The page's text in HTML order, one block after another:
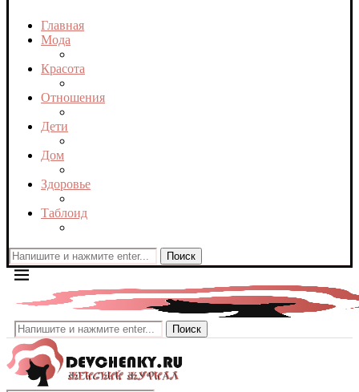
Главная
Мода
Красота
Отношения
Дети
Дом
Здоровье
Таблоид
Поиск
Поиск